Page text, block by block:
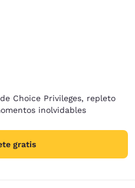
Choice Privileges, repleto
inolvidables
gratis